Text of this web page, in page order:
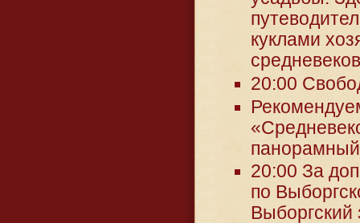
куклами
20:00
20:00 За
по
Выборгский